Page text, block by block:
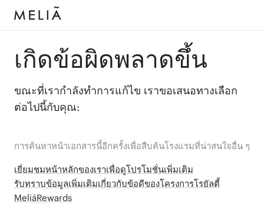
เกิดข้อผิดพลาดขึ้น
ขณะที่เรากำลังทำการแก้ไข เราขอเสนอทางเลือก
ต่อไปนี้กับคุณ:
การค้นหาหน้าเอกสารนี้อีกครั้งเพื่อสืบค้นโรงแรมที่น่าสนใจอื่น ๆ
เยี่ยมชมหน้าหลักของเราเพื่อดูโปรโมชั่นเพิ่มเติม
รับทราบข้อมูลเพิ่มเติมเกี่ยวกับข้อดีของโครงการโรยัลตี้
MeliáRewards